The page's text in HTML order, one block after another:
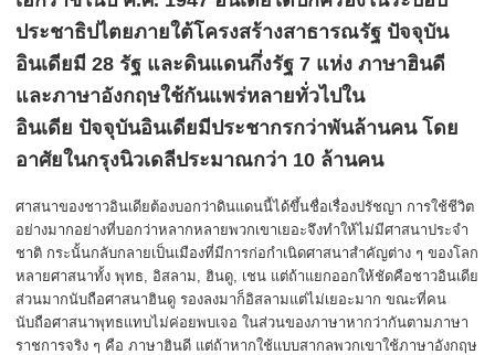
ประชาธิปไตยภายใต้โครงสร้างสาธารณรัฐ ปัจจุบัน
อินเดียมี 28 รัฐ และดินแดนกึ่งรัฐ 7 แห่ง ภาษาฮินดี
และภาษาอังกฤษใช้กันแพร่หลายทั่วไปใน
อินเดีย ปัจจุบันอินเดียมีประชากรกว่าพันล้านคน โดย
อาศัยในกรุงนิวเดลีประมาณกว่า 10 ล้านคน
ศาสนาของชาวอินเดียต้องบอกว่าดินแดนนี้ได้ขึ้นชื่อเรื่องปรัชญา การใช้ชีวิต
อย่างมากอย่างที่บอกว่าหลากหลายพวกเขาเยอะจึงทำให้ไม่มีศาสนาประจำ
ชาติ กระนั้นกลับกลายเป็นเมืองที่มีการก่อกำเนิดศาสนาสำคัญต่าง ๆ ของโลก
หลายศาสนาทั้ง พุทธ, อิสลาม, ฮินดู, เชน แต่ถ้าแยกออกให้ชัดคือชาวอินเดีย
ส่วนมากนับถือศาสนาฮินดู รองลงมาก็อิสลามแต่ไม่เยอะมาก ขณะที่คน
นับถือศาสนาพุทธแทบไม่ค่อยพบเจอ ในส่วนของภาษาหากว่ากันตามภาษา
ราชการจริง ๆ คือ ภาษาฮินดี แต่ถ้าหากใช้แบบสากลพวกเขาใช้ภาษาอังกฤษ